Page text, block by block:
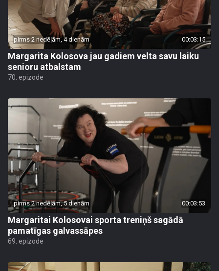
pirms 2 nedēļām, 4 dienām 00:03:15
Margarita Kolosova jau gadiem velta savu laiku
senioru atbalstam
70. epizode
pirms 2 nedēļām, 5 dienām 00:03:53
Margaritai Kolosovai sporta treniņš sagādā
pamatīgas galvassāpes
69. epizode